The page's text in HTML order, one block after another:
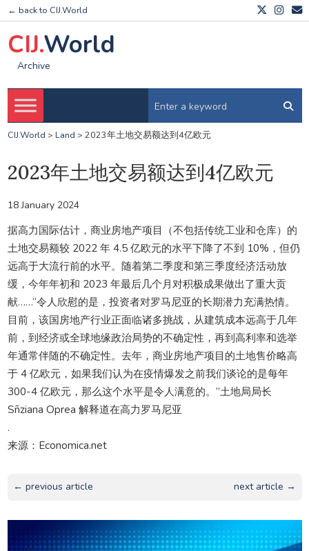
← back to CIJ.World
CIJ.World
Archive
CIJ.World > Land > 2023年土地交易额达到4亿欧元
2023年土地交易额达到4亿欧元
18 January 2024
据高力国际估计，商业房地产项目（不包括传统工业和仓库）的
土地交易额较 2022 年 4.5 亿欧元的水平下降了不到 10%，但仍
远高于大流行前的水平。随着第二季度和第三季度经济活动放
缓，今年年初和 2023 年最后几个月对积极成果做出了重大贡
献……“令人欣慰的是，投资者对罗马尼亚的长期潜力充满热情。
目前，该国房地产行业正面临诸多挑战，从建筑成本远高于几年
前，到经济或全球地缘政治局势的不确定性，再到高利率和选举
年通常伴随的不确定性。去年，商业房地产项目的土地售价略高
于 4 亿欧元，如果我们认为在疫情爆发之前我们谈论的是每年
300-4 亿欧元，那么这个水平是令人满意的。”土地局局长
Sñziana Oprea 解释道在高力罗马尼亚
.
来源：Economica.net
← previous article next article →